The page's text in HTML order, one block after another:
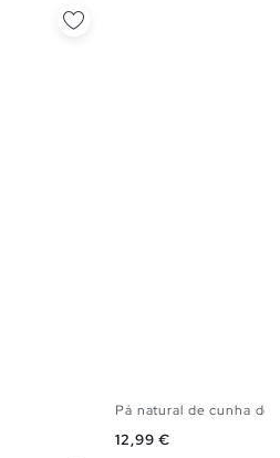
Pá natural de cunha de
Preço
12,99 €